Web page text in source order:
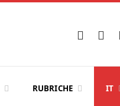
Facebook
X
RUBRICHE IT